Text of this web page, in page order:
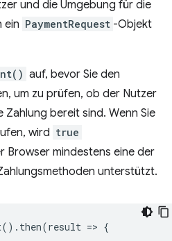
und die Umgebung für die
ein PaymentRequest -Objekt
auf, bevor Sie den
um zu prüfen, ob der Nutzer
bereit sind. Wenn Sie
wird true
Browser mindestens eine der
unterstützt.
(). then(result => {